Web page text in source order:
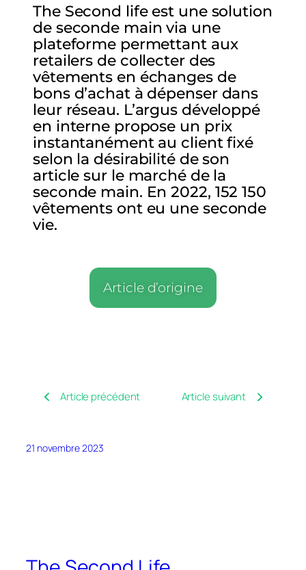
The Second life est une solution
de seconde main via une
plateforme permettant aux
retailers de collecter des
vêtements en échanges de
bons d’achat à dépenser dans
leur réseau. L’argus développé
en interne propose un prix
instantanément au client fixé
selon la désirabilité de son
article sur le marché de la
seconde main. En 2022, 152 150
vêtements ont eu une seconde
vie.
Article d’origine
Article précédent Article suivant
21 novembre 2023